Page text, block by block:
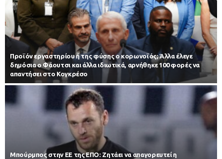
Προϊόν εργαστηρίου ή της φύσης ο κορωνοϊός; Άλλα έλεγε
δημόσια ο Φάουτσι και άλλα ιδιωτικά, αρνήθηκε 100 φορές να
απαντήσει στο Κογκρέσο
Μπούρμπος στην ΕΕ της ΕΠΟ: Ζητάει να απαγορευτεί η